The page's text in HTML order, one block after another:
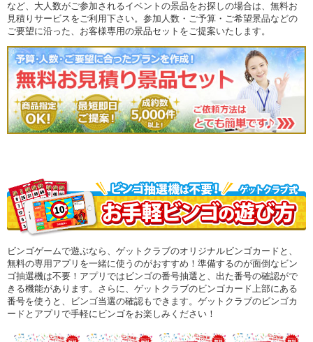
など、大人数がご参加されるイベントの景品をお探しの場合は、無料お
見積りサービスをご利用下さい。参加人数・ご予算・ご希望景品などの
ご要望に沿った、お客様専用の景品セットをご提案いたします。
ビンゴゲームで遊ぶなら、ゲットクラブのオリジナルビンゴカードと、
無料の専用アプリを一緒に使うのがおすすめ！準備するのが面倒なビン
ゴ抽選機は不要！アプリではビンゴの番号抽選と、出た番号の確認がで
きる機能があります。さらに、ゲットクラブのビンゴカード上部にある
番号を使うと、ビンゴ当選の確認もできます。ゲットクラブのビンゴカ
ードとアプリで手軽にビンゴをお楽しみください！